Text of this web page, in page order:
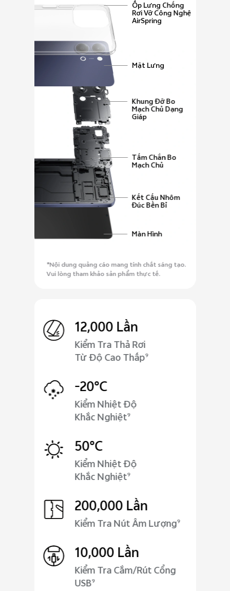
Ốp Lưng Chống
Rơi Vỡ Công Nghệ
AirSpring
Mặt Lưng
Khung Đỡ Bo
Mạch Chủ Dạng
Giáp
Tấm Chắn Bo
Mạch Chủ
Kết Cấu Nhôm
Đúc Bền Bỉ
Màn Hình
*Nội dung quảng cáo mang tính chất sáng tạo.
Vui lòng tham khảo sản phẩm thực tế.
12,000 Lần
Kiểm Tra Thả Rơi
Từ Độ Cao Thấp9
-20°C
Kiểm Nhiệt Độ
Khắc Nghiệt9
50°C
Kiểm Nhiệt Độ
Khắc Nghiệt9
200,000 Lần
Kiểm Tra Nút Âm Lượng9
10,000 Lần
Kiểm Tra Cắm/Rút Cổng
USB9